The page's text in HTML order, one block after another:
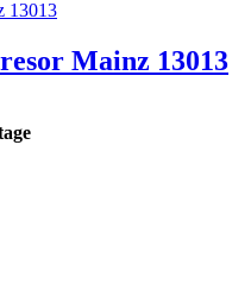
Mainz 13013